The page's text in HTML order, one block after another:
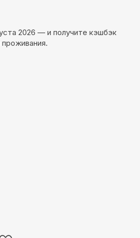
2026 — и получите кэшбэк